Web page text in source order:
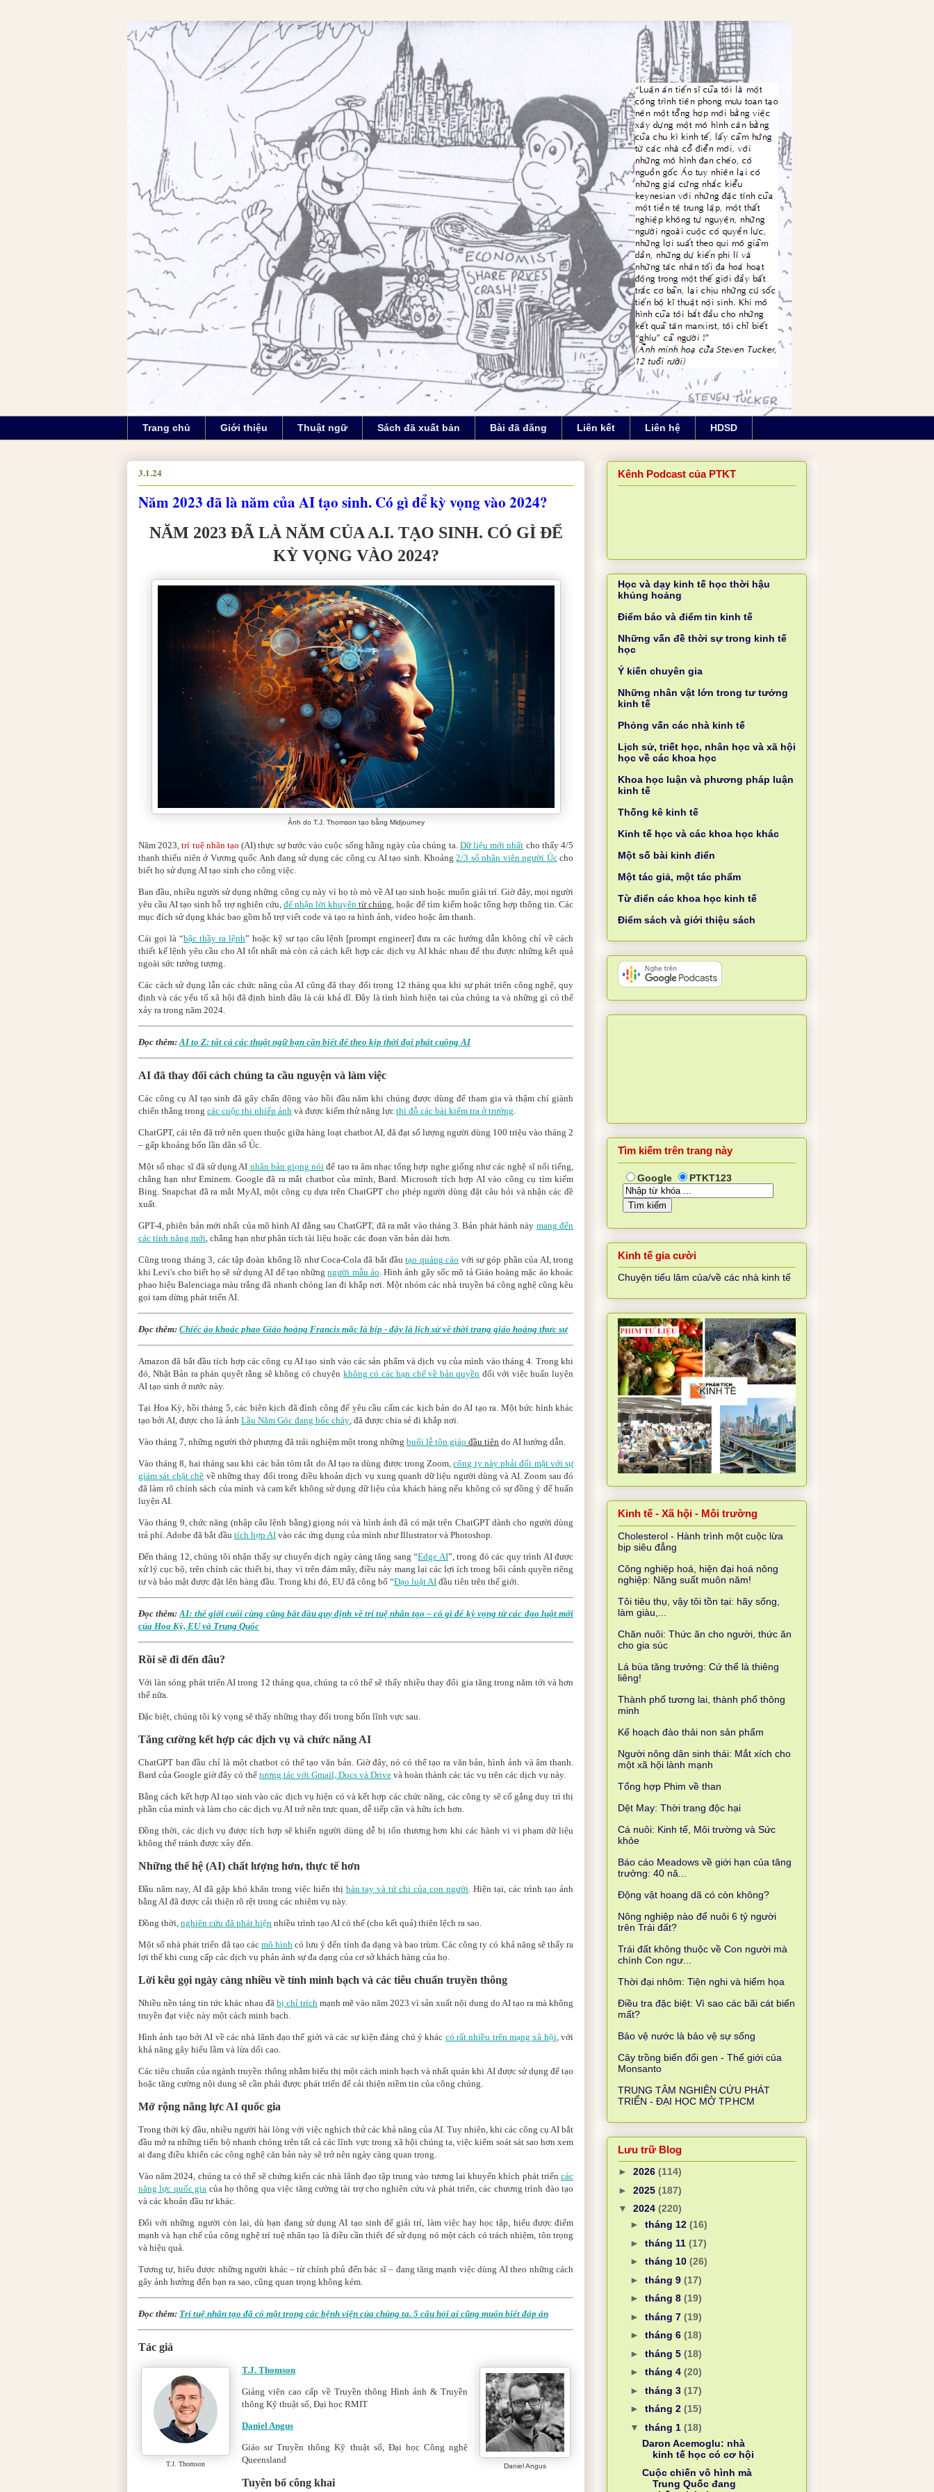
Trang chủ Giới thiệu Thuật ngữ Sách đã xuất bản Bài đã đăng Liên kết Liên hệ HDSD
3.1.24
Năm 2023 đã là năm của AI tạo sinh. Có gì để kỳ vọng vào 2024?
NĂM 2023 ĐÃ LÀ NĂM CỦA A.I. TẠO SINH. CÓ GÌ ĐỂ
KỲ VỌNG VÀO 2024?
Ảnh do T.J. Thomson tạo bằng Midjourney
Năm 2023,trí tuệ nhân tạo (AI) thực sự bước vào cuộc sống hằng ngày của chúng ta. Dữ liệu mới nhất cho thấy 4/5
thanh thiếu niên ở Vương quốc Anh đang sử dụng các công cụ AI tạo sinh. Khoảng2/3 số nhân viên người Úccho
biết họ sử dụng AI tạo sinh cho công việc.
Ban đầu, nhiều người sử dụng những công cụ này vì họ tò mò về AI tạo sinh hoặc muốn giải trí. Giờ đây, mọi người
yêu cầu AI tạo sinh hỗ trợ nghiên cứu, để nhận lời khuyên từ chúng , hoặc để tìm kiếm hoặc tổng hợp thông tin. Các
mục đích sử dụng khác bao gồm hỗ trợ viết code và tạo ra hình ảnh, video hoặc âm thanh.
Cái gọi là “bậc thầy ra lệnh” hoặc kỹ sư tạo câu lệnh [prompt engineer] đưa ra các hướng dẫn không chỉ về cách
thiết kế lệnh yêu cầu cho AI tốt nhất mà còn cả cách kết hợp các dịch vụ AI khác nhau để thu được những kết quả
ngoài sức tưởng tượng.
Các cách sử dụng lẫn các chức năng của AI cũng đã thay đổi trong 12 tháng qua khi sự phát triển công nghệ, quy
định và các yếu tố xã hội đã định hình đâu là cái khả dĩ. Đây là tình hình hiện tại của chúng ta và những gì có thể
xảy ra trong năm 2024.
Đọc thêm: AI to Z: tất cả các thuật ngữ bạn cần biết để theo kịp thời đại phát cuồng AI
AI đã thay đổi cách chúng ta cầu nguyện và làm việc
Các công cụ AI tạo sinh đã gây chấn động vào hồi đầu năm khi chúng được dùng để tham gia và thậm chí giành
chiến thắng trong các cuộc thi nhiếp ảnh và được kiểm thử năng lực thi đỗ các bài kiểm tra ở trường
ChatGPT, cái tên đã trở nên quen thuộc giữa hàng loạt chatbot AI, đã đạt số lượng người dùng 100 triệu vào tháng 2
– gấp khoảng bốn lần dân số Úc.
Một số nhạc sĩ đã sử dụng AI nhân bản giọng nói để tạo ra âm nhạc tổng hợp nghe giống như các nghệ sĩ nổi tiếng,
chẳng hạn như Eminem. Google đã ra mắt chatbot của mình, Bard. Microsoft tích hợp AI vào công cụ tìm kiếm
Bing. Snapchat đã ra mắt MyAI, một công cụ dựa trên ChatGPT cho phép người dùng đặt câu hỏi và nhận các đề
xuất.
GPT-4, phiên bản mới nhất của mô hình AI đằng sau ChatGPT, đã ra mắt vào tháng 3. Bản phát hành này mang đến
các tính năng mới , chẳng hạn như phân tích tài liệu hoặc các đoạn văn bản dài hơn.
Cũng trong tháng 3, các tập đoàn khổng lồ như Coca-Cola đã bắt đầutạo quảng cáo với sự góp phần của AI, trong
khi Levi's cho biết họ sẽ sử dụng AI để tạo nhữngngười mẫu ảo . Hình ảnh gây sốc mô tả Giáo hoàng mặc áo khoác
phao hiệu Balenciaga màu trắng đã nhanh chóng lan đi khắp nơi. Một nhóm các nhà truyền bá công nghệ cũng kêu
gọi tạm dừng phát triển AI.
Đọc thêm: Chiếc áo khoác phao Giáo hoàng Francis mặc là bịp - đây là lịch sử về thời trang giáo hoàng thực sự
Amazon đã bắt đầu tích hợp các công cụ AI tạo sinh vào các sản phẩm và dịch vụ của mình vào tháng 4. Trong khi
đó, Nhật Bản ra phán quyết rằng sẽ không có chuyện không có các hạn chế về bản quyền đối với việc huấn luyện
AI tạo sinh ở nước này.
Tại Hoa Kỳ, hồi tháng 5, các biên kịch đã đình công để yêu cầu cấm các kịch bản do AI tạo ra. Một bức hình khác
tạo bởi AI, được cho là ảnh Lầu Năm Góc đang bốc cháy , đã được chia sẻ đi khắp nơi.
Vào tháng 7, những người thờ phượng đã trải nghiệm một trong những buổi lễ tôn giáo đầu tiên do AI hướng dẫn.
Vào tháng 8, hai tháng sau khi các bản tóm tắt do AI tạo ra dùng được trong Zoom,công ty này phải đối mặt với sự
giám sát chặt chẽ về những thay đổi trong điều khoản dịch vụ xung quanh dữ liệu người dùng và AI. Zoom sau đó
đã làm rõ chính sách của mình và cam kết không sử dụng dữ liệu của khách hàng nếu không có sự đồng ý để huấn
luyện AI.
Vào tháng 9, chức năng (nhập câu lệnh bằng) giọng nói và hình ảnh đã có mặt trên ChatGPT dành cho người dùng
trả phí. Adobe đã bắt đầu tích hợp AI vào các ứng dụng của mình như Illustrator và Photoshop.
Đến tháng 12, chúng tôi nhận thấy sự chuyển dịch ngày càng tăng sang “Edge AI”, trong đó các quy trình AI được
xử lý cục bộ, trên chính các thiết bị, thay vì trên đám mây, điều này mang lại các lợi ích trong bối cảnh quyền riêng
tư và bảo mật được đặt lên hàng đầu. Trong khi đó, EU đã công bố “Đạo luật AI đầu tiên trên thế giới.
Đọc thêm:AI: thế giới cuối cùng cũng bắt đầu quy định về trí tuệ nhân tạo – có gì để kỳ vọng từ các đạo luật mới
của Hoa Kỳ, EU và Trung Quốc
Rồi sẽ đi đến đâu?
Với làn sóng phát triển AI trong 12 tháng qua, chúng ta có thể sẽ thấy nhiều thay đổi gia tăng trong năm tới và hơn
thế nữa.
Đặc biệt, chúng tôi kỳ vọng sẽ thấy những thay đổi trong bốn lĩnh vực sau.
Tăng cường kết hợp các dịch vụ và chức năng AI
ChatGPT ban đầu chỉ là một chatbot có thể tạo văn bản. Giờ đây, nó có thể tạo ra văn bản, hình ảnh và âm thanh.
Bard của Google giờ đây có thể tương tác với Gmail, Docs và Drive và hoàn thành các tác vụ trên các dịch vụ này.
Bằng cách kết hợp AI tạo sinh vào các dịch vụ hiện có và kết hợp các chức năng, các công ty sẽ cố gắng duy trì thị
phần của mình và làm cho các dịch vụ AI trở nên trực quan, dễ tiếp cận và hữu ích hơn.
Đồng thời, các dịch vụ được tích hợp sẽ khiến người dùng dễ bị tổn thương hơn khi các hành vi vi phạm dữ liệu
không thể tránh được xảy đến.
Những thế hệ (AI) chất lượng hơn, thực tế hơn
Đầu năm nay, AI đã gặp khó khăn trong việc hiển thị bàn tay và tứ chi của con người . Hiện tại, các trình tạo ảnh
bằng AI đã được cải thiện rõ rệt trong các nhiệm vụ này.
Đồng thời, nghiên cứu đã phát hiện nhiều trình tạo AI có thể (cho kết quả) thiên lệch ra sao.
Một số nhà phát triển đã tạo các mô hình có lưu ý đến tính đa dạng và bao trùm. Các công ty có khả năng sẽ thấy ra
lợi thế khi cung cấp các dịch vụ phản ánh sự đa dạng của cơ sở khách hàng của họ.
Lời kêu gọi ngày càng nhiều về tính minh bạch và các tiêu chuẩn truyền thông
Nhiều nền tảng tin tức khác nhau đã bị chỉ trích mạnh mẽ vào năm 2023 vì sản xuất nội dung do AI tạo ra mà không
truyền đạt việc này một cách minh bạch.
Hình ảnh tạo bởi AI về các nhà lãnh đạo thế giới và các sự kiện đáng chú ý khác có rất nhiều trên mạng xã hội , với
khả năng gây hiểu lầm và lừa dối cao.
Các tiêu chuẩn của ngành truyền thông nhằm biểu thị một cách minh bạch và nhất quán khi AI được sử dụng để tạo
hoặc tăng cường nội dung sẽ cần phải được phát triển để cải thiện niềm tin của công chúng.
Mở rộng năng lực AI quốc gia
Trong thời kỳ đầu, nhiều người hài lòng với việc nghịch thử các khả năng của AI. Tuy nhiên, khi các công cụ AI bắt
đầu mở ra những tiến bộ nhanh chóng trên tất cả các lĩnh vực trong xã hội chúng ta, việc kiểm soát sát sao hơn xem
ai đang điều khiển các công nghệ căn bản này sẽ trở nên ngày càng quan trọng.
Vào năm 2024, chúng ta có thể sẽ chứng kiến ​​các nhà lãnh đạo tập trung vào tương lai khuyến khích phát triển các
năng lực quốc gia của họ thông qua việc tăng cường tài trợ cho nghiên cứu và phát triển, các chương trình đào tạo
và các khoản đầu tư khác.
Đối với những người còn lại, dù bạn đang sử dụng AI tạo sinh để giải trí, làm việc hay học tập, hiểu được điểm
mạnh và hạn chế của công nghệ trí tuệ nhân tạo là điều cần thiết để sử dụng nó một cách có trách nhiệm, tôn trọng
và hiệu quả.
Tương tự, hiểu được những người khác – từ chính phủ đến bác sĩ – đang tăng mạnh việc dùng AI theo những cách
gây ảnh hưởng đến bạn ra sao, cũng quan trọng không kém.
Đọc thêm: Trí tuệ nhân tạo đã có mặt trong các bệnh viện của chúng ta. 5 câu hỏi ai cũng muốn biết đáp án
Tác giả
Daniel Angus
T.J. Thomson
T.J. Thomson
Giảng viên cao cấp về Truyền thông Hình ảnh & Truyền
thông Kỹ thuật số, Đại học RMIT
Daniel Angus
Giáo sư Truyền thông Kỹ thuật số, Đại học Công nghệ
Queensland
Tuyên bố công khai
Kênh Podcast của PTKT
Học và dạy kinh tế học thời hậu
khủng hoảng
Điểm báo và điểm tin kinh tế
Những vấn đề thời sự trong kinh tế
học
Ý kiến chuyên gia
Những nhân vật lớn trong tư tưởng
kinh tế
Phỏng vấn các nhà kinh tế
Lịch sử, triết học, nhân học và xã hội
học về các khoa học
Khoa học luận và phương pháp luận
kinh tế
Thống kê kinh tế
Kinh tế học và các khoa học khác
Một số bài kinh điển
Một tác giả, một tác phẩm
Từ điển các khoa học kinh tế
Điểm sách và giới thiệu sách
Tìm kiếm trên trang này
Google PTKT123
Kinh tế gia cười
Chuyện tiếu lâm của/về các nhà kinh tế
Kinh tế - Xã hội - Môi trường
Cholesterol - Hành trình một cuộc lừa
bịp siêu đẳng
Công nghiệp hoá, hiện đại hoá nông
nghiệp: Năng suất muôn năm!
Tôi tiêu thụ, vậy tôi tồn tại: hãy sống,
làm giàu,...
Chăn nuôi: Thức ăn cho người, thức ăn
cho gia súc
Lá bùa tăng trưởng: Cứ thể là thiêng
liêng!
Thành phố tương lai, thành phố thông
minh
Kế hoạch đào thải non sản phẩm
Người nông dân sinh thái: Mắt xích cho
một xã hội lành mạnh
Tổng hợp Phim về than
Dệt May: Thời trang độc hại
Cá nuôi: Kinh tế, Môi trường và Sức
khỏe
Báo cáo Meadows về giới hạn của tăng
trưởng: 40 nă...
Động vật hoang dã có còn không?
Nông nghiệp nào để nuôi 6 tỷ người
trên Trái đất?
Trái đất không thuộc về Con người mà
chính Con ngư...
Thời đại nhôm: Tiện nghi và hiểm họa
Điều tra đặc biệt: Vì sao các bãi cát biến
mất?
Bảo vệ nước là bảo vệ sự sống
Cây trồng biến đổi gen - Thế giới của
Monsanto
TRUNG TÂM NGHIÊN CỨU PHÁT
TRIỂN - ĐẠI HỌC MỞ TP.HCM
Lưu trữ Blog
► 2026 (114)
► 2025 (187)
▼ 2024 (220)
► tháng 12 (16)
► tháng 11 (17)
► tháng 10 (26)
► tháng 9 (17)
► tháng 8 (19)
► tháng 7 (19)
► tháng 6 (18)
► tháng 5 (18)
► tháng 4 (20)
► tháng 3 (17)
► tháng 2 (15)
▼ tháng 1 (18)
Daron Acemoglu: nhà
kinh tế học có cơ hội
Cuộc chiến vô hình mà
Trung Quốc đang